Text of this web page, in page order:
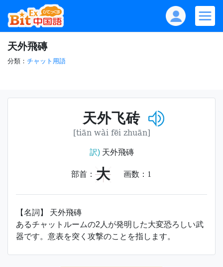
天外飛磚
分類： チャット用語
天外飞砖
[tiān wài fēi zhuān]
訳)天外飛磚
部首： 大 画数： 1
【名詞】 天外飛磚
あるチャットルームの2人が発明した大変恐ろしい武
器です。意表を突く攻撃のことを指します。